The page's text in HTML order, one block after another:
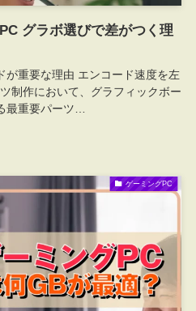
グラボ選びで差がつく理
が重要な理由 エンコード速度を左
制作において、グラフィックボー
最重要パーツ…
ゲーミングPC